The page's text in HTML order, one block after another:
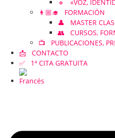
🔹 «VOZ,
👩🏼‍🎓 FORMACIÓN
👤 MASTER
👥 CURSOS,
📺 PUBLICACIONES,
📩 CONTACTO
✅ 1ª CITA GRATUITA